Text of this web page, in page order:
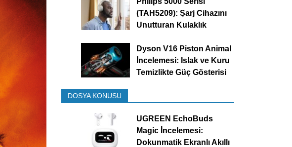
(TAH5209): Şarj Cihazını
Unutturan Kulaklık
Dyson V16 Piston Animal
İncelemesi: Islak ve Kuru
Temizlikte Güç Gösterisi
DOSYA KONUSU
UGREEN EchoBuds
Magic İncelemesi:
Dokunmatik Ekranlı Akıllı